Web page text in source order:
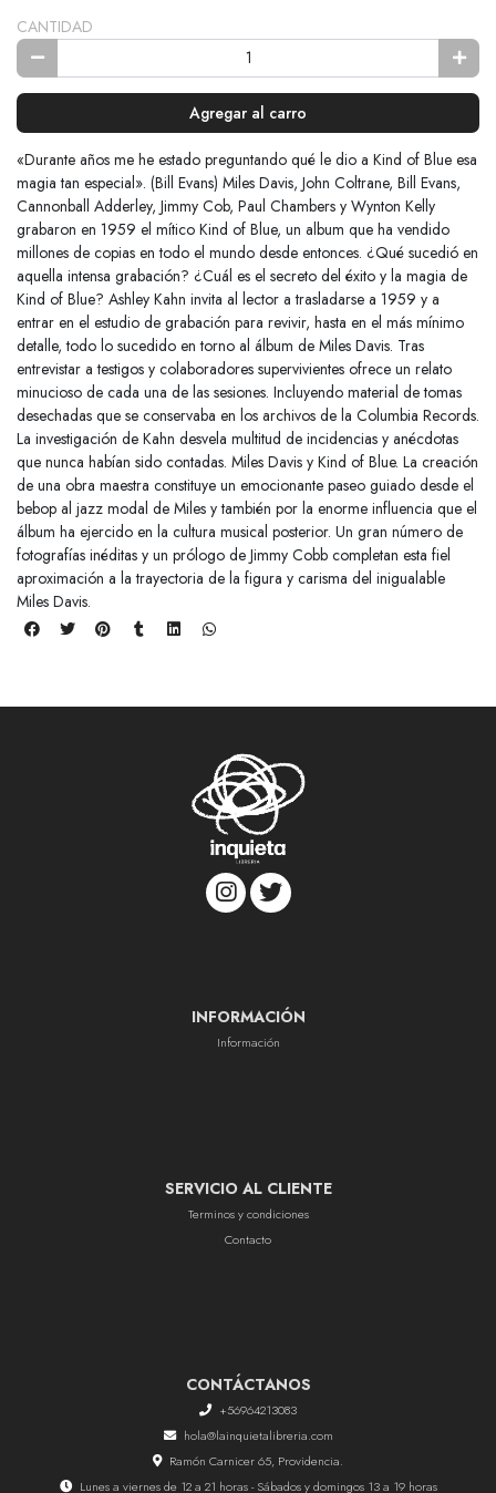
CANTIDAD
Agregar al carro
«Durante años me he estado preguntando qué le dio a Kind of Blue esa
magia tan especial». (Bill Evans) Miles Davis, John Coltrane, Bill Evans,
Cannonball Adderley, Jimmy Cob, Paul Chambers y Wynton Kelly
grabaron en 1959 el mítico Kind of Blue, un album que ha vendido
millones de copias en todo el mundo desde entonces. ¿Qué sucedió en
aquella intensa grabación? ¿Cuál es el secreto del éxito y la magia de
Kind of Blue? Ashley Kahn invita al lector a trasladarse a 1959 y a
entrar en el estudio de grabación para revivir, hasta en el más mínimo
detalle, todo lo sucedido en torno al álbum de Miles Davis. Tras
entrevistar a testigos y colaboradores supervivientes ofrece un relato
minucioso de cada una de las sesiones. Incluyendo material de tomas
desechadas que se conservaba en los archivos de la Columbia Records.
La investigación de Kahn desvela multitud de incidencias y anécdotas
que nunca habían sido contadas. Miles Davis y Kind of Blue. La creación
de una obra maestra constituye un emocionante paseo guiado desde el
bebop al jazz modal de Miles y también por la enorme influencia que el
álbum ha ejercido en la cultura musical posterior. Un gran número de
fotografías inéditas y un prólogo de Jimmy Cobb completan esta fiel
aproximación a la trayectoria de la figura y carisma del inigualable
Miles Davis.
INFORMACIÓN
Información
SERVICIO AL CLIENTE
Terminos y condiciones
Contacto
CONTÁCTANOS
+56964213083
hola@lainquietalibreria.com
Ramón Carnicer 65, Providencia.
Lunes a viernes de 12 a 21 horas - Sábados y domingos 13 a 19 horas